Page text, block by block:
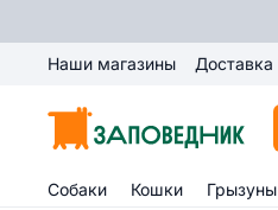
Наши магазины Доставка
Собаки Кошки Грызуны